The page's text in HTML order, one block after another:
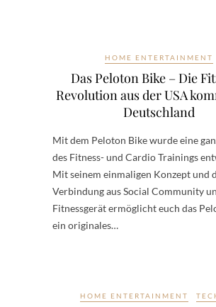
HOME ENTERTAINMENT
Das Peloton Bike – Die
Revolution aus der USA
Deutschland
Mit dem Peloton Bike wurde eine
des Fitness- und Cardio Trainings
Mit seinem einmaligen Konzept und
Verbindung aus Social Community
Fitnessgerät ermöglicht euch das
ein originales…
HOME ENTERTAINMENT